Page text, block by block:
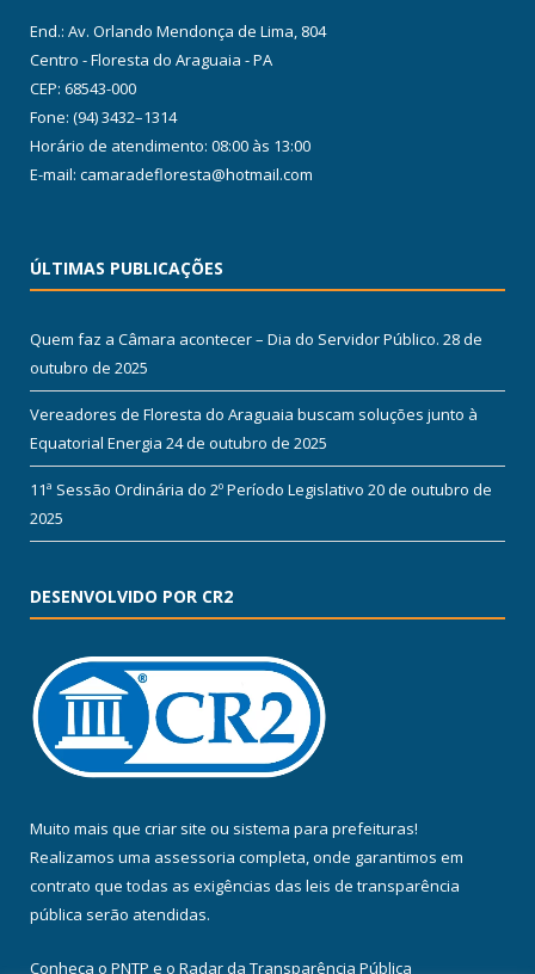
End.: Av. Orlando Mendonça de Lima, 804
Centro - Floresta do Araguaia - PA
CEP: 68543-000
Fone: (94) 3432–1314
Horário de atendimento: 08:00 às 13:00
E-mail: camaradefloresta@hotmail.com
ÚLTIMAS PUBLICAÇÕES
Quem faz a Câmara acontecer – Dia do Servidor Público. 28 de
outubro de 2025
Vereadores de Floresta do Araguaia buscam soluções junto à
Equatorial Energia 24 de outubro de 2025
11ª Sessão Ordinária do 2º Período Legislativo 20 de outubro de
2025
DESENVOLVIDO POR CR2
Muito mais que criar site ou sistema para prefeituras!
Realizamos uma assessoria completa, onde garantimos em
contrato que todas as exigências das leis de transparência
pública serão atendidas.
Conheça o PNTP e o Radar da Transparência Pública